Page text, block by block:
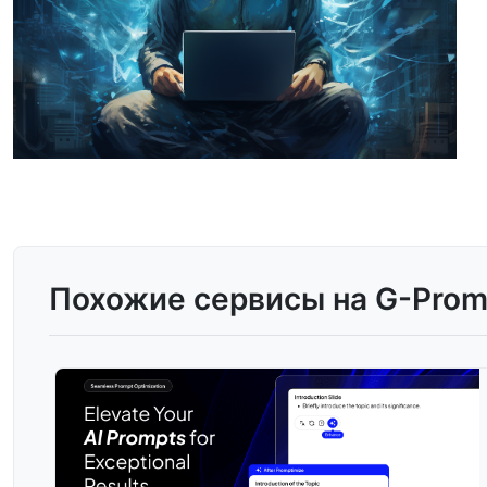
Похожие сервисы на G-